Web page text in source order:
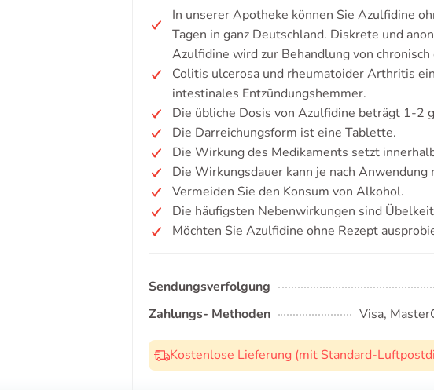
In unserer Apotheke können Sie Azulfidine
Tagen in ganz Deutschland. Diskrete und
Azulfidine wird zur Behandlung von
Colitis ulcerosa und rheumatoider Arthritis
intestinales Entzündungshemmer.
Die übliche Dosis von Azulfidine beträgt 1-2
Die Darreichungsform ist eine Tablette.
Die Wirkung des Medikaments setzt
Die Wirkungsdauer kann je nach
Vermeiden Sie den Konsum von Alkohol.
Die häufigsten Nebenwirkungen sind
Möchten Sie Azulfidine ohne Rezept
Sendungsverfolgung
Zahlungs- Methoden
Visa,
Kostenlose Lieferung (mit Standard-